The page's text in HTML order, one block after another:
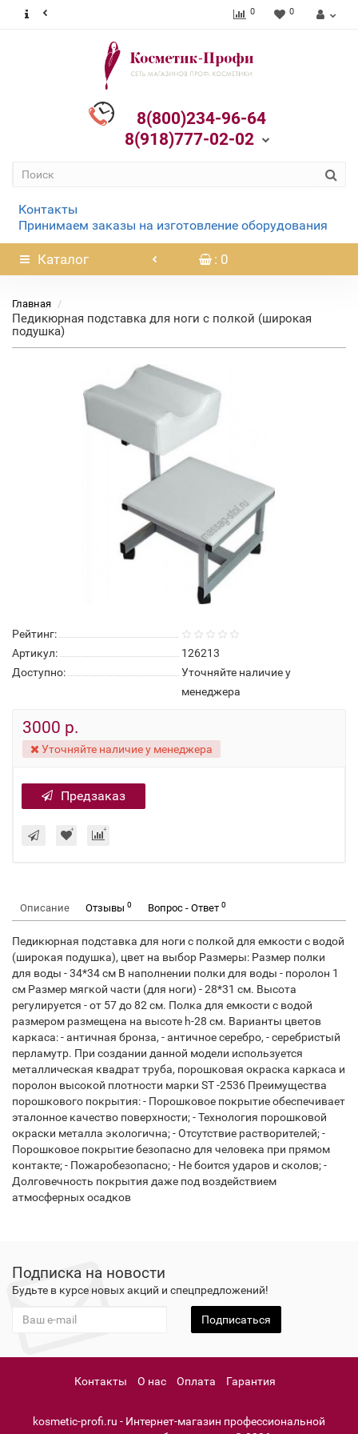
0 0
8(800)234-96-64
8(918)777-02-02
Контакты
Принимаем заказы на изготовление оборудования
Каталог : 0
Главная
Педикюрная подставка для ноги с полкой (широкая
подушка)
Рейтинг:
Артикул:
126213
Доступно:
Уточняйте наличие у
менеджера
3000 р.
Уточняйте наличие у менеджера
Предзаказ
Описание Отзывы 0 Вопрос - Ответ 0
Педикюрная подставка для ноги с полкой для емкости с водой
(широкая подушка), цвет на выбор Размеры: Размер полки
для воды - 34*34 см В наполнении полки для воды - поролон 1
см Размер мягкой части (для ноги) - 28*31 см. Высота
регулируется - от 57 до 82 см. Полка для емкости с водой
размером размещена на высоте h-28 см. Варианты цветов
каркаса: - античная бронза, - античное серебро, - серебристый
перламутр. При создании данной модели используется
металлическая квадрат труба, порошковая окраска каркаса и
поролон высокой плотности марки ST -2536 Преимущества
порошкового покрытия: - Порошковое покрытие обеспечивает
эталонное качество поверхности; - Технология порошковой
окраски металла экологична; - Отсутствие растворителей; -
Порошковое покрытие безопасно для человека при прямом
контакте; - Пожаробезопасно; - Не боится ударов и сколов; -
Долговечность покрытия даже под воздействием
атмосферных осадков
Подписка на новости
Будьте в курсе новых акций и спецпредложений!
Подписаться
Контакты О нас Оплата Гарантия
kosmetic-profi.ru - Интернет-магазин профессиональной